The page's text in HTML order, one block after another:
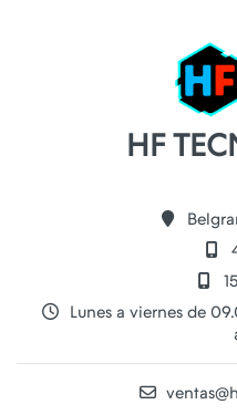
HF
Lunes a viernes de